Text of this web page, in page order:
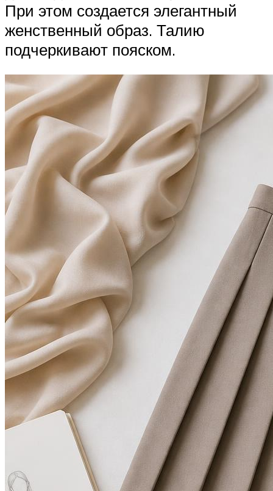
При этом создается элегантный
женственный образ. Талию
подчеркивают пояском.